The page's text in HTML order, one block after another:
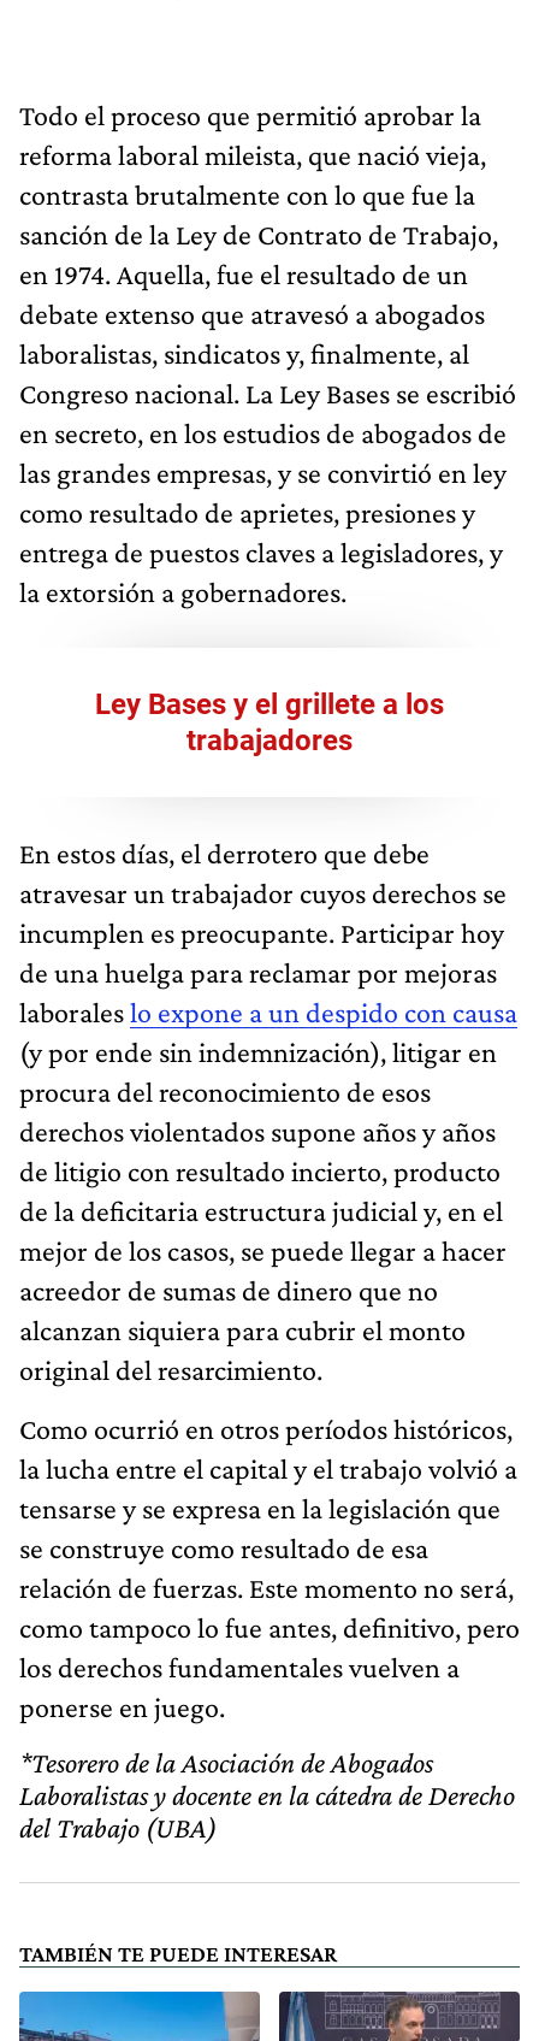
Todo el proceso que permitió aprobar la
reforma laboral mileista, que nació vieja,
contrasta brutalmente con lo que fue la
sanción de la Ley de Contrato de Trabajo,
en 1974. Aquella, fue el resultado de un
debate extenso que atravesó a abogados
laboralistas, sindicatos y, finalmente, al
Congreso nacional. La Ley Bases se escribió
en secreto, en los estudios de abogados de
las grandes empresas, y se convirtió en ley
como resultado de aprietes, presiones y
entrega de puestos claves a legisladores, y
la extorsión a gobernadores.
Ley Bases y el grillete a los
trabajadores
En estos días, el derrotero que debe
atravesar un trabajador cuyos derechos se
incumplen es preocupante. Participar hoy
de una huelga para reclamar por mejoras
laboraleslo expone a un despido con causa
(y por ende sin indemnización), litigar en
procura del reconocimiento de esos
derechos violentados supone años y años
de litigio con resultado incierto, producto
de la deficitaria estructura judicial y, en el
mejor de los casos, se puede llegar a hacer
acreedor de sumas de dinero que no
alcanzan siquiera para cubrir el monto
original del resarcimiento.
Como ocurrió en otros períodos históricos,
la lucha entre el capital y el trabajo volvió a
tensarse y se expresa en la legislación que
se construye como resultado de esa
relación de fuerzas. Este momento no será,
como tampoco lo fue antes, definitivo, pero
los derechos fundamentales vuelven a
ponerse en juego.
*Tesorero de la Asociación de Abogados
Laboralistas y docente en la cátedra de Derecho
del Trabajo (UBA)
TAMBIÉN TE PUEDE INTERESAR